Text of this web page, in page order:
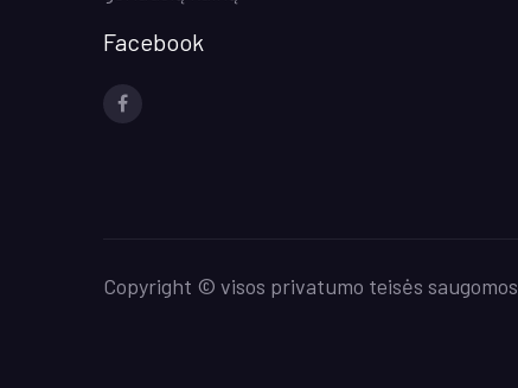
Facebook
Copyright © visos privatumo teisės saugomos